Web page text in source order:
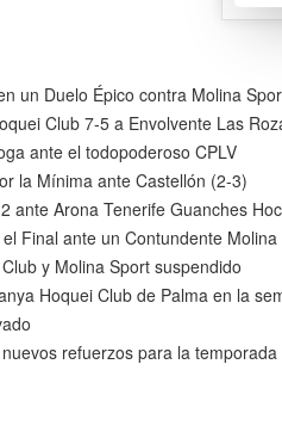
un Duelo Épico contra Molina
Club 7-5 a Envolvente Las
ante el todopoderoso CPLV
la Mínima ante Castellón (2-3)
ante Arona Tenerife Guanches
Final ante un Contundente
y Molina Sport suspendido
Hoquei Club de Palma en la
refuerzos para la temporada